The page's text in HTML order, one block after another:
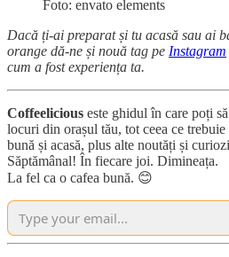
Foto: envato elements
Dacă ți-ai preparat și tu acasă sau ai
orange dă-ne și nouă tag pe Instagram
cum a fost experiența ta.
Coffeelicious este ghidul în care poți
locuri din orașul tău, tot ceea ce
bună și acasă, plus alte noutăți și
Săptămânal! În fiecare joi. Dimineața.
La fel ca o cafea bună. 😊